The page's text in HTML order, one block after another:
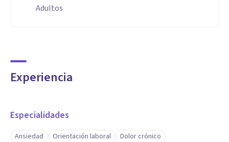
Adultos
Experiencia
Especialidades
Ansiedad Orientación laboral
Dolor crónico